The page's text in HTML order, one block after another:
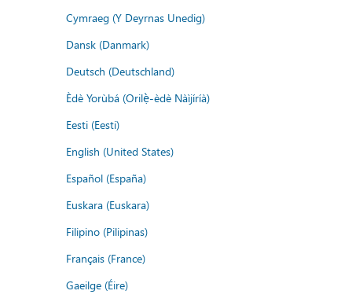
Cymraeg (Y Deyrnas Unedig)
Dansk (Danmark)
Deutsch (Deutschland)
Èdè Yorùbá (Orilẹ̀-èdè Nàìjíríà)
Eesti (Eesti)
English (United States)
Español (España)
Euskara (Euskara)
Filipino (Pilipinas)
Français (France)
Gaeilge (Éire)